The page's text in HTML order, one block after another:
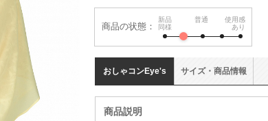
商品の状態：
新品
同様
普通
使用感
あり
おしゃコンEye's
商品説明
サイズ・ 商品情報